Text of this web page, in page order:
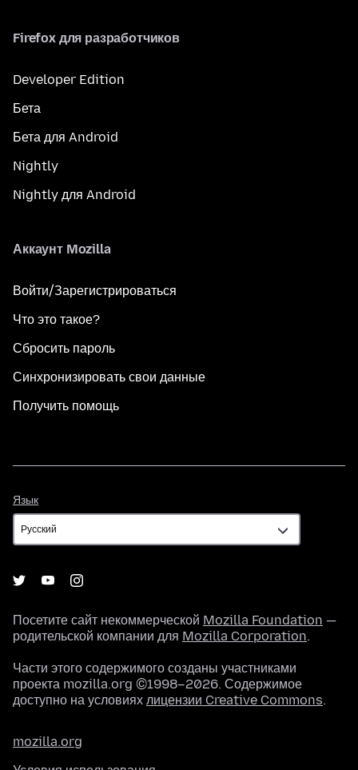
Firefox для разработчиков
Developer Edition
Бета
Бета для Android
Nightly
Nightly для Android
Аккаунт Mozilla
Войти/Зарегистрироваться
Что это такое?
Сбросить пароль
Синхронизировать свои данные
Получить помощь
Язык
Посетите сайт некоммерческой Mozilla Foundation —
родительской компании для Mozilla Corporation.
Части этого содержимого созданы участниками
проекта mozilla.org ©1998–2026. Содержимое
доступно на условиях лицензии Creative Commons.
mozilla.org